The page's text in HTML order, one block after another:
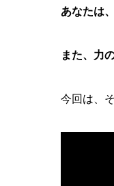
あなたは
また、力
今回は、